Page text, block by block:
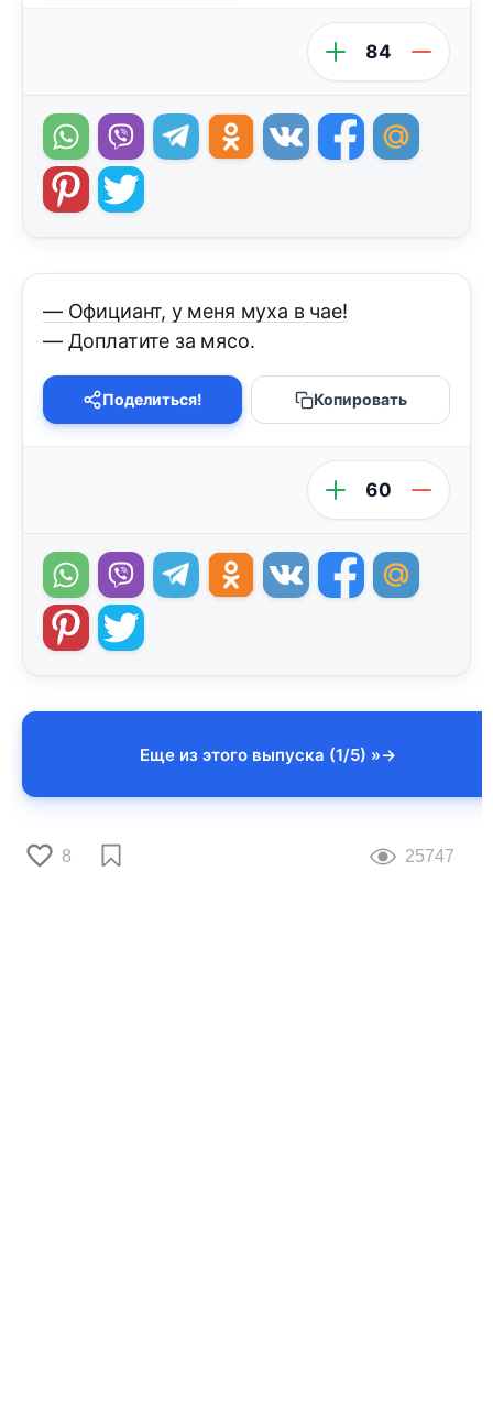
84
— Официант, у меня муха в чае!
— Доплатите за мясо.
Поделиться! Копировать
60
Еще из этого выпуска (1/5) »
8 25747